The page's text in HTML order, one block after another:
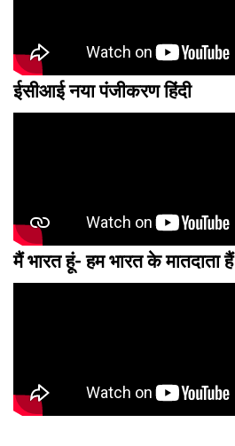
ईसीआई नया पंजीकरण हिंदी
मैं भारत हूं- हम भारत के मातदाता हैं